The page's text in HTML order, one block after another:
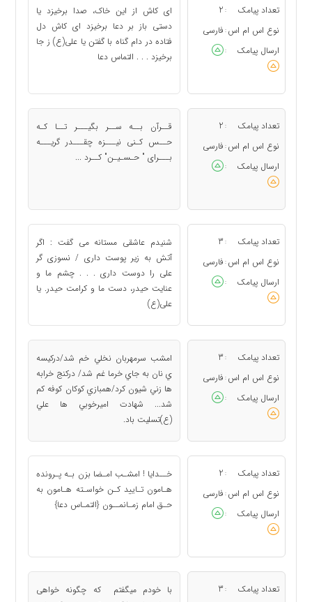
تعداد پیامک :
2
نوع اس ام اس : فارسی
ارسال پیامک
:
ای کاش از این خاک، صدا برخیزد یا
دستی باز بر دعا برخیزد ای کاش دل
فتاده در دام گناه با گفتن یا علی(ع) ز جا
برخیزد . . . التماس دعا
تعداد پیامک :
2
نوع اس ام اس : فارسی
ارسال پیامک
:
قــرآن بــه ســر بگیـــر تــا کـه
حــس کـنی نیـــزه چقـــدر گریـــه
بـــرای " حـسـیـن" کــرد ...
تعداد پیامک :
3
نوع اس ام اس : فارسی
ارسال پیامک
:
شنیدم عاشقی مستانه می گفت : اگر
آتش به زیر پوست داری / نسوزی گر
علی را دوست داری . . . چشم ما و
عنایت حیدر، دست ما و کرامت حیدر. یا
علی(ع)
تعداد پیامک :
3
نوع اس ام اس : فارسی
ارسال پیامک
:
امشب سرمهربان نخلي خم شد/دركيسه
ي نان به جاي خرما غم شد/ دركنج خرابه
ها زني شيون كرد/همبازي كوكان كوفه كم
شد... شهادت اميرخوبي ها علي
(ع)تسليت باد.
تعداد پیامک :
2
نوع اس ام اس : فارسی
ارسال پیامک
:
خــدایا ! امشـب امـضا بزن بـه پـرونده
هـامون تـایید کـن خواسـته هـامون به
حـق امام زمـانمــون {التمـاس دعا}
تعداد پیامک :
3
با خودم میگفتم که چگونه خواهی